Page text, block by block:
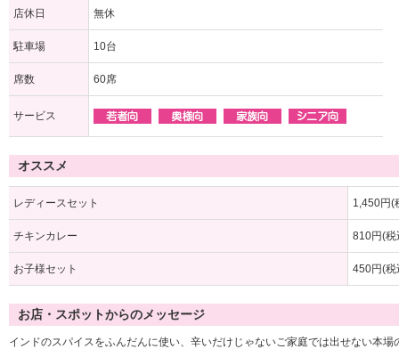
店休日 無休
駐車場 10台
席数 60席
サービス
オススメ
レディースセット 1,450円(
チキンカレー 810円(税
お子様セット 450円(税
お店・スポットからのメッセージ
インドのスパイスをふんだんに使い、辛いだけじゃないご家庭では出せない本